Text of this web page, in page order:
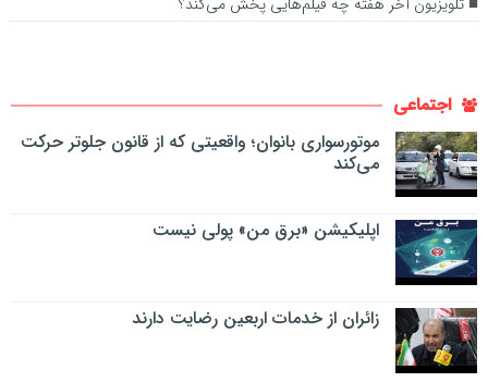
اجتماعی
موتورسواری بانوان؛ واقعیتی که از قانون جلوتر حرکت
می‌کند
اپلیکیشن «برق من» پولی نیست
زائران از خدمات اربعین رضایت دارند